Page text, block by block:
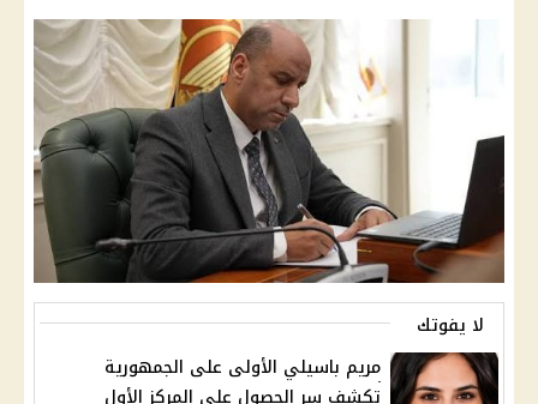
لا يفوتك
مريم باسيلي الأولى على الجمهورية